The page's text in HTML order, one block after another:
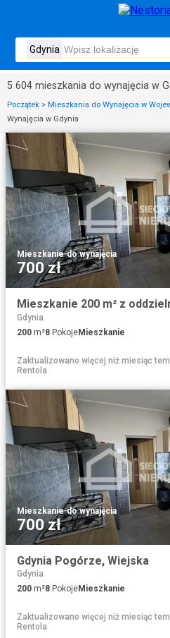
5 604 mieszkania do wynajęcia w
Początek > Mieszkania do Wynajęcia w
Wynajęcia w Gdynia
Mieszkanie·do wynajęcia
700 zł
Gdynia
200 m²8 PokojeMieszkanie
Zaktualizowano więcej niż miesiąc
Rentola
Mieszkanie·do wynajęcia
700 zł
Gdynia Pogórze, Wiejska
Gdynia
200 m²8 PokojeMieszkanie
Zaktualizowano więcej niż miesiąc
Rentola